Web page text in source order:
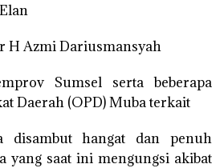
H Azmi Dariusmansyah
Sumsel serta beberapa
Daerah (OPD) Muba terkait
disambut hangat dan penuh
yang saat ini mengungsi akibat